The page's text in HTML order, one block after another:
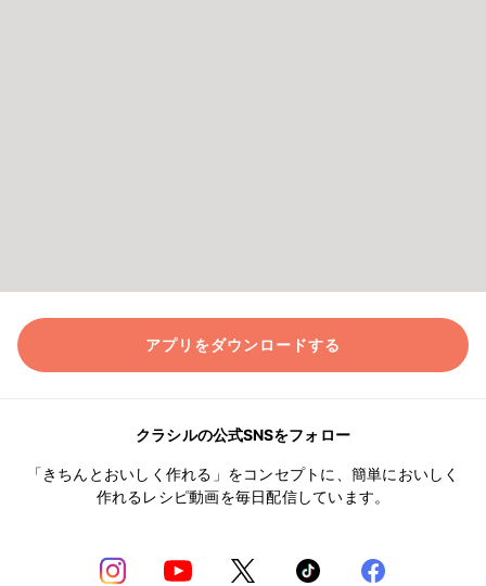
アプリをダウンロードする
クラシルの公式SNSをフォロー
「きちんとおいしく作れる」をコンセプトに、簡単においしく
作れるレシピ動画を毎日配信しています。